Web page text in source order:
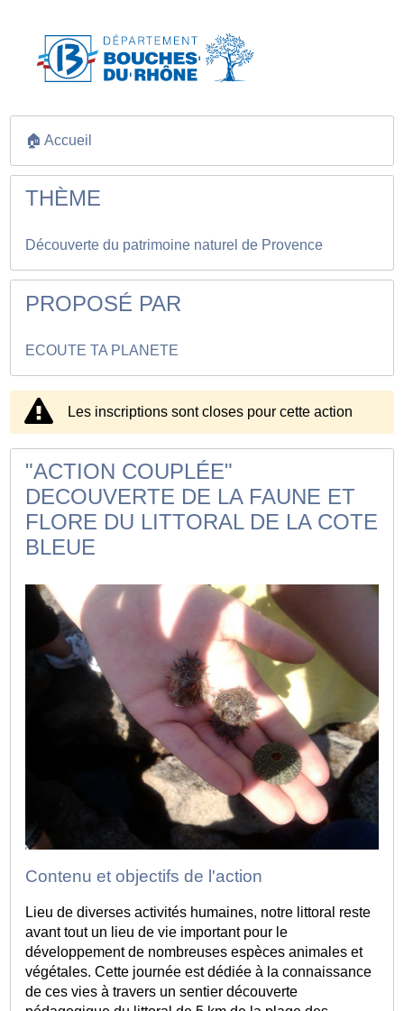
🏠 Accueil
THÈME
Découverte du patrimoine naturel de Provence
PROPOSÉ PAR
ECOUTE TA PLANETE
Les inscriptions sont closes pour cette action
"ACTION COUPLÉE"
DECOUVERTE DE LA FAUNE ET
FLORE DU LITTORAL DE LA COTE
BLEUE
Contenu et objectifs de l'action
Lieu de diverses activités humaines, notre littoral reste
avant tout un lieu de vie important pour le
développement de nombreuses espèces animales et
végétales. Cette journée est dédiée à la connaissance
de ces vies à travers un sentier découverte